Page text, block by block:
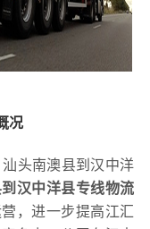
况
头南澳县到汉中洋
汉中洋县专线物流
，进一步提高江汇